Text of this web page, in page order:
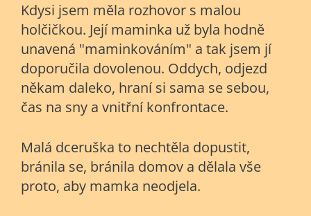
Kdysi jsem měla rozhovor s malou
holčičkou. Její maminka už byla hodně
unavená "maminkováním" a tak jsem jí
doporučila dovolenou. Oddych, odjezd
někam daleko, hraní si sama se sebou,
čas na sny a vnitřní konfrontace.
Malá dceruška to nechtěla dopustit,
bránila se, bránila domov a dělala vše
proto, aby mamka neodjela.